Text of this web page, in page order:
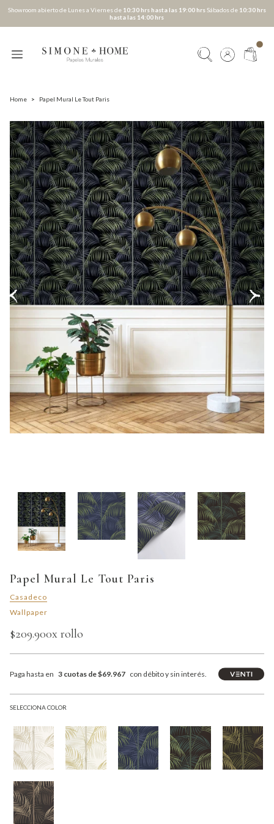
Showroom abierto de Lunes a Viernes de 10:30 hrs hasta las 19:00 hrsSábados de 10:30 hrs
hasta las 14:00 hrs
Home > Papel Mural Le Tout Paris
Papel Mural Le Tout Paris
Casadeco
Wallpaper
$209.900x rollo
Paga hasta en 3 cuotas de $69.967 con débito y sin interés.
SELECCIONA COLOR